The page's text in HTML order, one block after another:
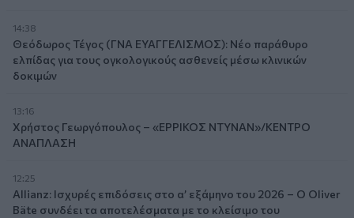
14:38
Θεόδωρος Τέγος (ΓΝΑ ΕΥΑΓΓΕΛΙΣΜΟΣ): Νέο παράθυρο
ελπίδας για τους ογκολογικούς ασθενείς μέσω κλινικών
δοκιμών
13:16
Χρήστος Γεωργόπουλος – «ΕΡΡΙΚΟΣ ΝΤΥΝΑΝ»/ΚΕΝΤΡΟ
ΑΝΑΠΛΑΣΗ
12:25
Allianz: Ισχυρές επιδόσεις στο α’ εξάμηνο του 2026 – Ο Oliver
Bäte συνδέει τα αποτελέσματα με το κλείσιμο του